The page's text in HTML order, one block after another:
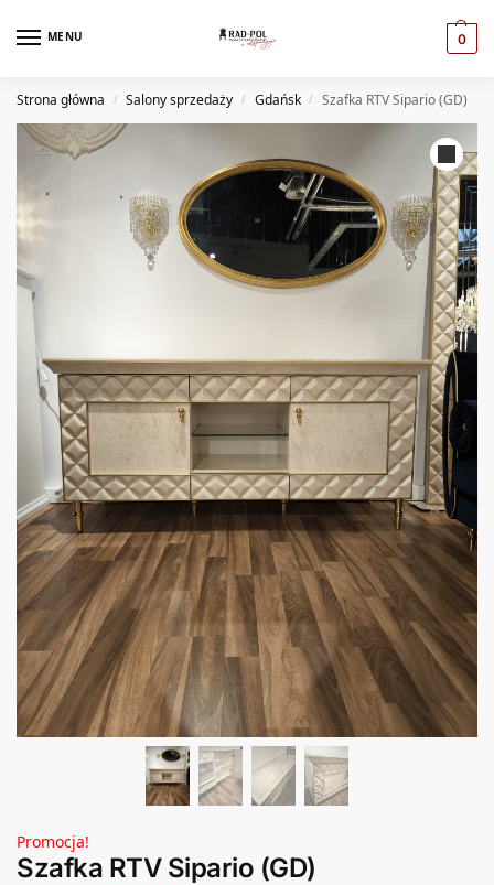
MENU 0
Strona główna / Salony sprzedaży / Gdańsk / Szafka RTV Sipario (GD)
Promocja!
Szafka RTV Sipario (GD)